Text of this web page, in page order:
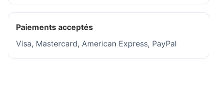
Paiements acceptés
Visa, Mastercard, American Express, PayPal